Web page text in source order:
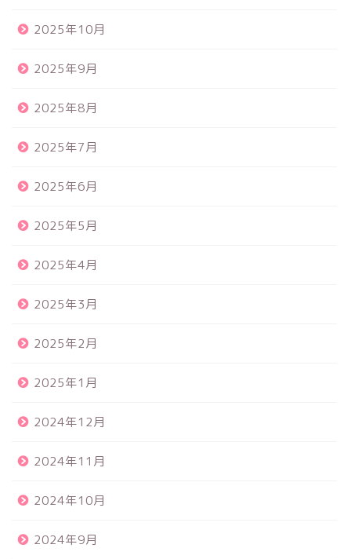
2025年10月
2025年9月
2025年8月
2025年7月
2025年6月
2025年5月
2025年4月
2025年3月
2025年2月
2025年1月
2024年12月
2024年11月
2024年10月
2024年9月